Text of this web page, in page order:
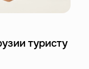
туристу